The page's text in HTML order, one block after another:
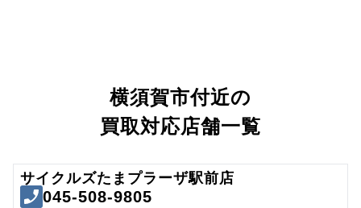
横須賀市付近の
買取対応店舗一覧
サイクルズたまプラーザ駅前店
045-508-9805